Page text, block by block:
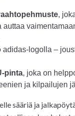
,
auttaa
adidas-logolla –
pinta, joka on
ja kilpailujen
sääriä ja